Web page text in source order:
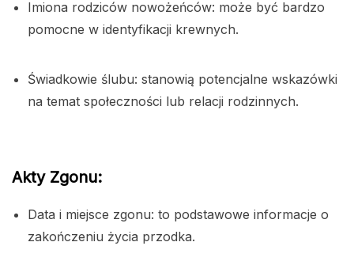
Imiona rodziców nowożeńców: może być bardzo
pomocne w identyfikacji krewnych.
Świadkowie ślubu: stanowią potencjalne wskazówki
na temat społeczności lub relacji rodzinnych.
Akty Zgonu:
Data i miejsce zgonu: to podstawowe informacje o
zakończeniu życia przodka.